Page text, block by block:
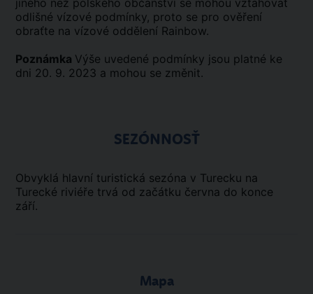
jiného než polského občanství se mohou vztahovat
odlišné vízové podmínky, proto se pro ověření
obraťte na vízové oddělení Rainbow.
Poznámka Výše uvedené podmínky jsou platné ke
dni 20. 9. 2023 a mohou se změnit.
SEZÓNNOSŤ
Obvyklá hlavní turistická sezóna v Turecku na
Turecké riviéře trvá od začátku června do konce
září.
Mapa